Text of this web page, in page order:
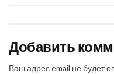
Добавить
Ваш адрес email не будет